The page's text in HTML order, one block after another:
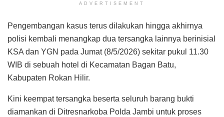
ADVERTISEMENT
Pengembangan kasus terus dilakukan hingga akhirnya
polisi kembali menangkap dua tersangka lainnya berinisial
KSA dan YGN pada Jumat (8/5/2026) sekitar pukul 11.30
WIB di sebuah hotel di Kecamatan Bagan Batu,
Kabupaten Rokan Hilir.
Kini keempat tersangka beserta seluruh barang bukti
diamankan di Ditresnarkoba Polda Jambi untuk proses